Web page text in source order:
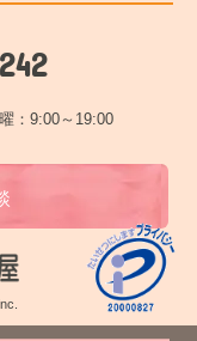
：9:00～19:00